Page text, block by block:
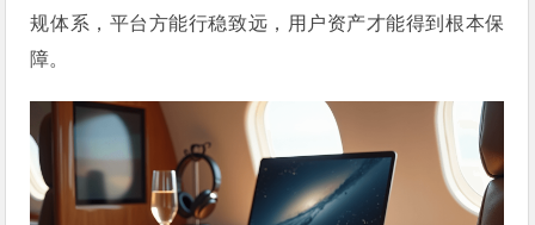
规体系，平台方能行稳致远，用户资产才能得到根本保
障。